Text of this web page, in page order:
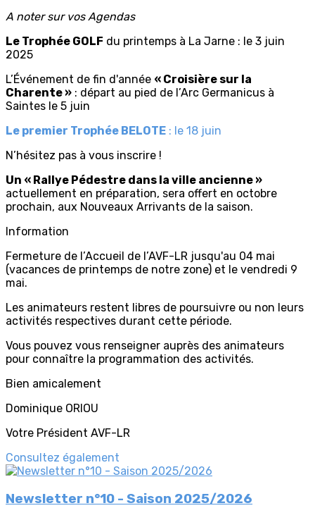
A noter sur vos Agendas
Le Trophée GOLF du printemps à La Jarne : le 3 juin
2025
L’Événement de fin d'année « Croisière sur la
Charente » : départ au pied de l’Arc Germanicus à
Saintes le 5 juin
Le premier Trophée BELOTE : le 18 juin
N’hésitez pas à vous inscrire !
Un « Rallye Pédestre dans la ville ancienne »
actuellement en préparation, sera offert en octobre
prochain, aux Nouveaux Arrivants de la saison.
Information
Fermeture de l’Accueil de l’AVF-LR jusqu'au 04 mai
(vacances de printemps de notre zone) et le vendredi 9
mai.
Les animateurs restent libres de poursuivre ou non leurs
activités respectives durant cette période.
Vous pouvez vous renseigner auprès des animateurs
pour connaître la programmation des activités.
Bien amicalement
Dominique ORIOU
Votre Président AVF-LR
Consultez également
Newsletter n°10 - Saison 2025/2026